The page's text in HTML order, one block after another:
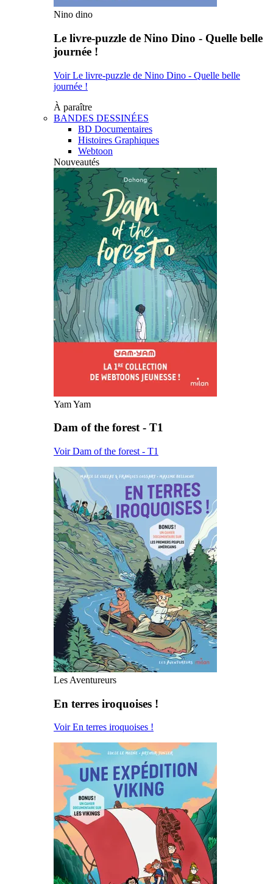
Nino dino
Le livre-puzzle de Nino Dino - Quelle belle
journée !
Voir Le livre-puzzle de Nino Dino - Quelle belle
journée !
À paraître
BANDES DESSINÉES
BD Documentaires
Histoires Graphiques
Webtoon
Nouveautés
Yam Yam
Dam of the forest - T1
Voir Dam of the forest - T1
Les Aventureurs
En terres iroquoises !
Voir En terres iroquoises !